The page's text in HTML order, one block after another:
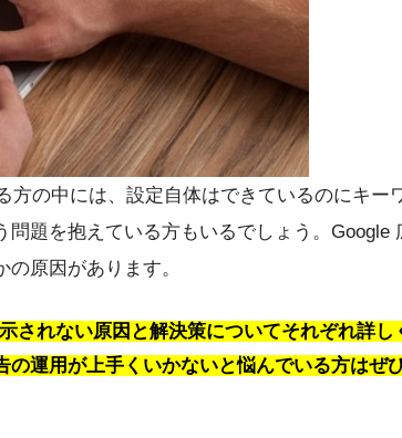
方の中には、設定自体はできているのにキー
問題を抱えている方もいるでしょう。Google
原因があります。
されない原因と解決策についてそれぞれ詳し
運用が上手くいかないと悩んでいる方はぜ